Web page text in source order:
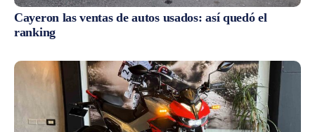
Cayeron las ventas de autos usados: así quedó el
ranking